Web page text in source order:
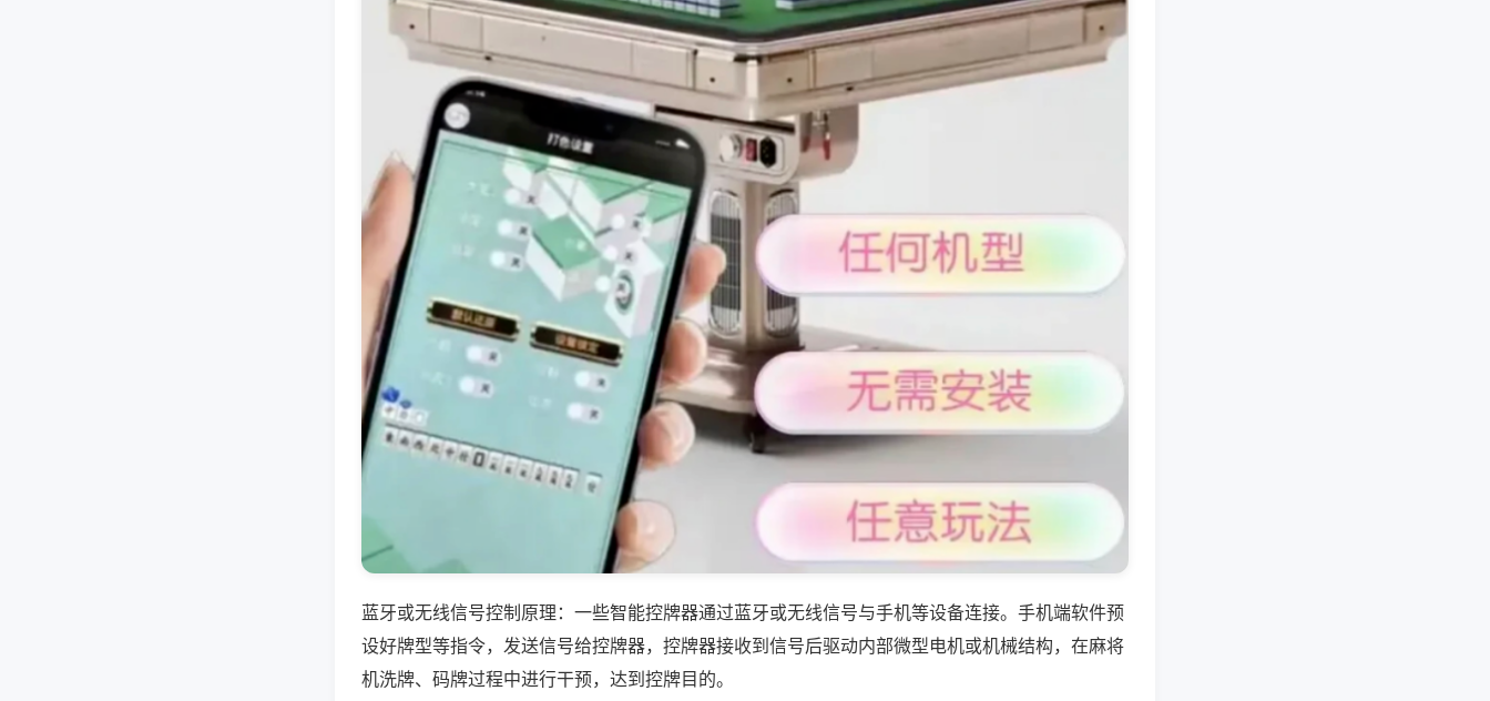
蓝牙或无线信号控制原理：一些智能控牌器通过蓝牙或无线信号与手机等设备连接。手机端软件预
设好牌型等指令，发送信号给控牌器，控牌器接收到信号后驱动内部微型电机或机械结构，在麻将
机洗牌、码牌过程中进行干预，达到控牌目的。